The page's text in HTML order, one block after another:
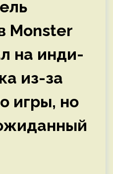
Monster
на инди-
из-за
игры, но